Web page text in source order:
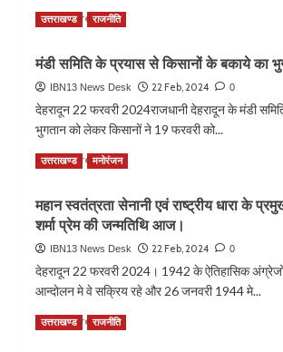
को
₹370.84
की
विकास
योजनाओं
का
एवं
कर
दी
बड़ी
सौगात।
Read MoreRead
सुबे
के
सैनिक
कल्याण
मंत्री
गणेश
जोशी
रक्षा
मंत्री
सिंह
से
किया
में
उत्तराखण्ड राजनीति
मंडी समिति के प्रयास से किसानों के बकाये का
IBN13 News Desk 22 Feb, 2024 0
देहरादून 22 फरवरी 2024राजधानी देहरादून के मंडी
भुगतान को लेकर किसानों ने 19 फरवरी को...
Read MoreRead
मंडी
समिति
से
किसानों
के
बकाये
उत्तराखण्ड मनोरंजन
महान स्वतंत्रता सेनानी एवं राष्ट्रीय धारा के
शर्मा प्रेम की जन्मतिथि आज।
IBN13 News Desk 22 Feb, 2024 0
देहरादून 22 फरवरी 2024। 1942 के ऐतिहासिक अंग्रेजों
आन्दोलन मे वे सक्रिय रहे और 26 जनवरी 1944 मे...
Read MoreRead
उत्तराखण्ड राजनीति